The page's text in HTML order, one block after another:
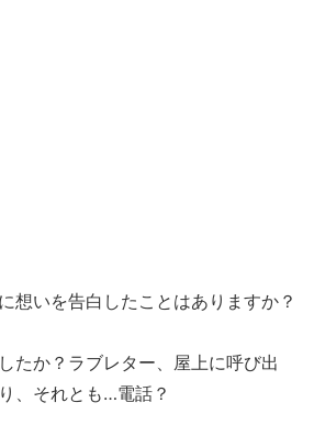
想いを告白したことはありますか？
たか？ラブレター、屋上に呼び出
、それとも…電話？